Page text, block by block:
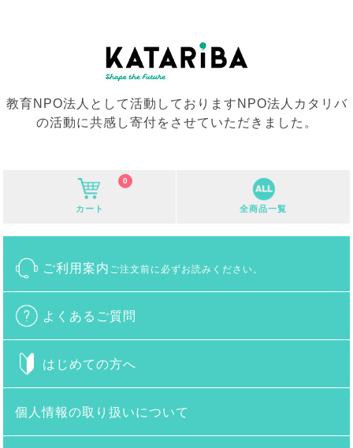
教育NPO法人として活動しておりますNPO法人カタリバ
の活動に共感し寄付をさせていただきました。
カート
0
全商品一覧
ご利用案内 ご注文前に必ずお読みください。
よくあるご質問
はじめての方へ
個人情報の取り扱いについて